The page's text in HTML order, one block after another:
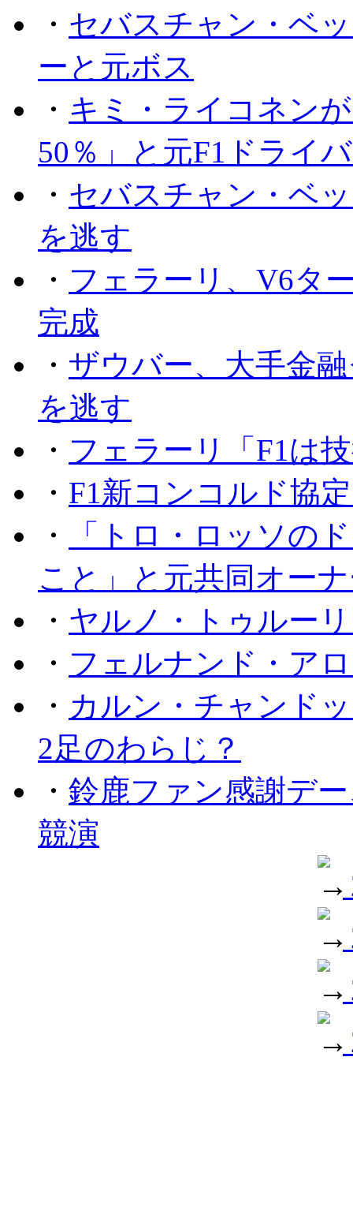
・ セバスチャン・ベ
ーと元ボス
・ キミ・ライコネン
50％」と元F1ドライ
・ セバスチャン・ベ
を逃す
・ フェラーリ、V6タ
完成
・ ザウバー、大手金
を逃す
・ フェラーリ「F1は
・ F1新コンコルド協
・
「トロ・ロッソの
こと」と元共同オー
・ ヤルノ・トゥルー
・ フェルナンド・ア
・ カルン・チャンド
2足のわらじ？
・ 鈴鹿ファン感謝デ
競演